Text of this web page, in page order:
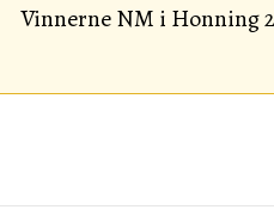
Vinnerne NM i Honning